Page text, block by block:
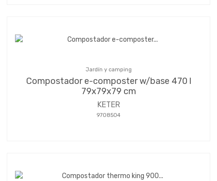
Jardín y camping
Compostador e-composter w/base 470 l
79x79x79 cm
KETER
9708504